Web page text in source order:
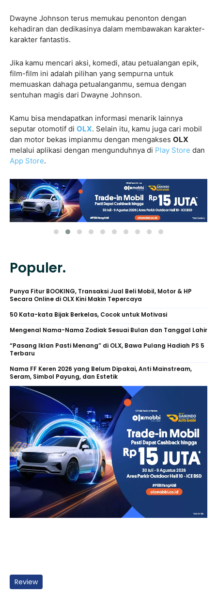
Dwayne Johnson terus memukau penonton dengan
kehadiran dan dedikasinya dalam membawakan karakter-
karakter fantastis.
Jika kamu mencari aksi, komedi, atau petualangan epik,
film-film ini adalah pilihan yang sempurna untuk
memuaskan dahaga petualanganmu, semua dengan
sentuhan magis dari Dwayne Johnson.
Kamu bisa mendapatkan informasi menarik lainnya
seputar otomotif di OLX. Selain itu, kamu juga cari mobil
dan motor bekas impianmu dengan mengakses OLX
melalui aplikasi dengan mengunduhnya di Play Store dan
App Store.
Populer.
Punya Fitur BOOKING, Transaksi Jual Beli Mobil, Motor & HP
Secara Online di OLX Kini Makin Tepercaya
50 Kata-kata Bijak Berkelas, Cocok untuk Motivasi
Mengenal Nama-Nama Zodiak Sesuai Bulan dan Tanggal Lahir
“Pasang Iklan Pasti Menang” di OLX, Bawa Pulang Hadiah PS 5
Terbaru
Nama FF Keren 2026 yang Belum Dipakai, Anti Mainstream,
Seram, Simbol Payung, dan Estetik
Review